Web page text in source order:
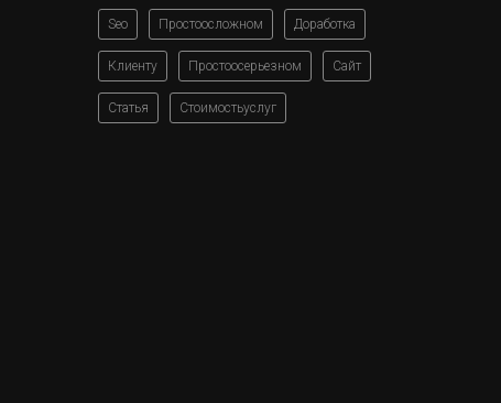
Seo Простоосложном Доработка
Клиенту Простоосерьезном Сайт
Статья Стоимостьуслуг